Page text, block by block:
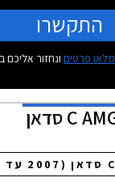
התקשרו
מלאו פרטים ונחזור